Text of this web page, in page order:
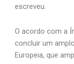
escreveu.
O acordo com a
concluir um
Europeia, que